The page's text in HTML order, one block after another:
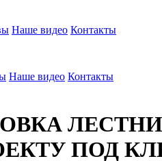
Наше видео Контакты
Наше видео Контакты
ПОД